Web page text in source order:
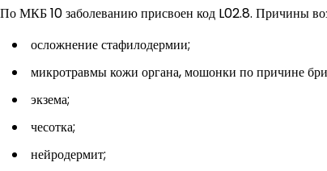
По МКБ 10 заболеванию присвоен код L02.8. Причины
осложнение стафилодермии;
микротравмы кожи органа, мошонки по причине
экзема;
чесотка;
нейродермит;